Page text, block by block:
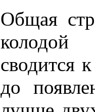
Общая
колодой
сводится
до